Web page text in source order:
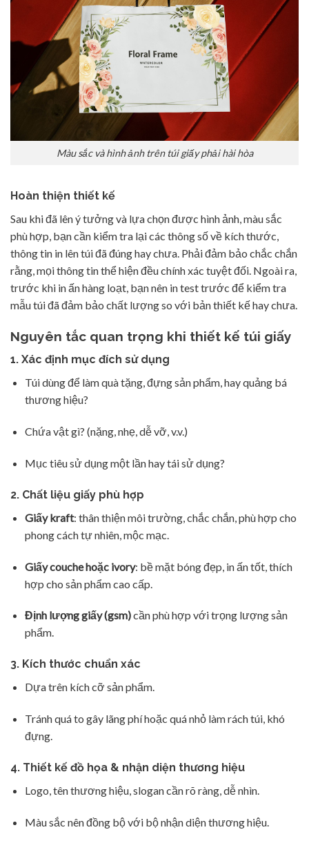
Màu sắc và hình ảnh trên túi giấy phải hài hòa
Hoàn thiện thiết kế
Sau khi đã lên ý tưởng và lựa chọn được hình ảnh, màu sắc
phù hợp, bạn cần kiểm tra lại các thông số về kích thước,
thông tin in lên túi đã đúng hay chưa. Phải đảm bảo chắc chắn
rằng, mọi thông tin thể hiện đều chính xác tuyệt đối. Ngoài ra,
trước khi in ấn hàng loạt, bạn nên in test trước để kiểm tra
mẫu túi đã đảm bảo chất lượng so với bản thiết kế hay chưa.
Nguyên tắc quan trọng khi thiết kế túi giấy
1. Xác định mục đích sử dụng
Túi dùng để làm quà tặng, đựng sản phẩm, hay quảng bá
thương hiệu?
Chứa vật gì? (nặng, nhẹ, dễ vỡ, v.v.)
Mục tiêu sử dụng một lần hay tái sử dụng?
2. Chất liệu giấy phù hợp
Giấy kraft: thân thiện môi trường, chắc chắn, phù hợp cho
phong cách tự nhiên, mộc mạc.
Giấy couche hoặc ivory: bề mặt bóng đẹp, in ấn tốt, thích
hợp cho sản phẩm cao cấp.
Định lượng giấy (gsm)cần phù hợp với trọng lượng sản
phẩm.
3. Kích thước chuẩn xác
Dựa trên kích cỡ sản phẩm.
Tránh quá to gây lãng phí hoặc quá nhỏ làm rách túi, khó
đựng.
4. Thiết kế đồ họa & nhận diện thương hiệu
Logo, tên thương hiệu, slogan cần rõ ràng, dễ nhìn.
Màu sắc nên đồng bộ với bộ nhận diện thương hiệu.